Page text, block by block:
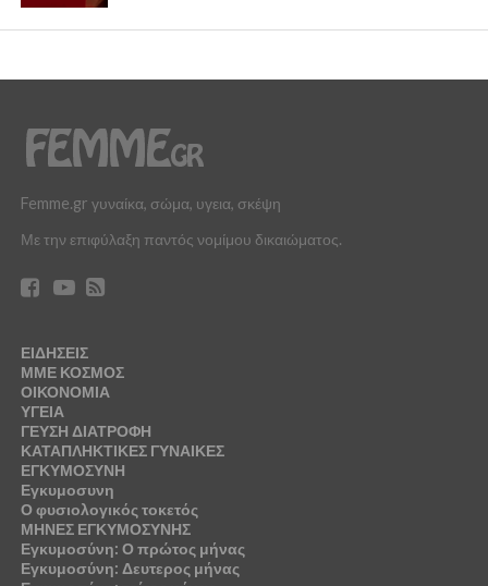
Femme.gr γυναίκα, σώμα, υγεια, σκέψη
Με την επιφύλαξη παντός νομίμου δικαιώματος.
ΕΙΔΗΣΕΙΣ
ΜΜΕ ΚΟΣΜΟΣ
ΟΙΚΟΝΟΜΙΑ
ΥΓΕΙΑ
ΓΕΥΣΗ ΔΙΑΤΡΟΦΗ
ΚΑΤΑΠΛΗΚΤΙΚΕΣ ΓΥΝΑΙΚΕΣ
ΕΓΚΥΜΟΣΥΝΗ
Εγκυμοσυνη
Ο φυσιολογικός τοκετός
ΜΗΝΕΣ ΕΓΚΥΜΟΣΥΝΗΣ
Εγκυμοσύνη: Ο πρώτος μήνας
Εγκυμοσύνη: Δευτερος μήνας